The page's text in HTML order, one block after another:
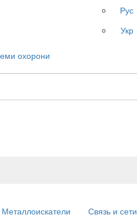
Рус
Укр
Металлоискатели Связь и сети